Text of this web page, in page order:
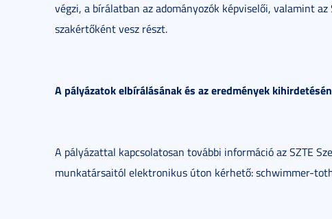
végzi, a bírálatban az adományozók képviselői, valamint
szakértőként vesz részt.
A pályázatok elbírálásának és az eredmények
A pályázattal kapcsolatosan további információ az SZTE
munkatársaitól elektronikus úton kérhető: schwimmer-